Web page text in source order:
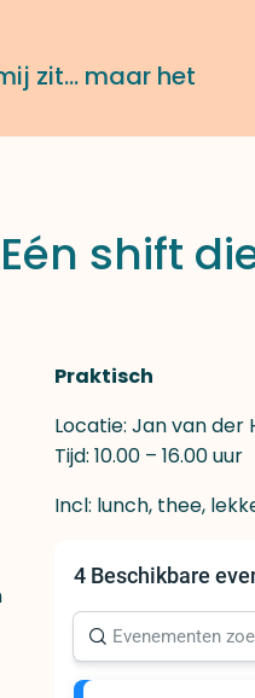
zit… maar het
shift
Praktisch
Locatie: Jan van der
Tijd: 10.00 – 16.00 uur
Incl: lunch, thee,
4 Beschikbare